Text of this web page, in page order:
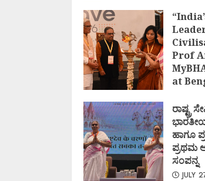
Prof
at
ರಾಷ್ಟ್ರ
ಹಾಗೂ
ಪ್ರಥಮ
ಸಂಪನ್ನ
JULY